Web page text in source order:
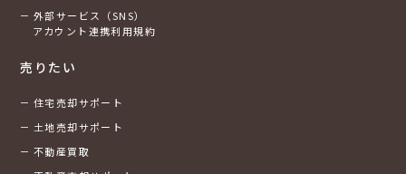
外部サービス（SNS）
アカウント連携利用規約
売りたい
住宅売却サポート
土地売却サポート
不動産買取